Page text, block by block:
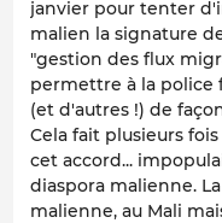
janvier pour tenter
malien la signature
"gestion des flux
permettre à la police
(et d'autres !) de
Cela fait plusieurs
cet accord...
diaspora malienne.
malienne, au Mali